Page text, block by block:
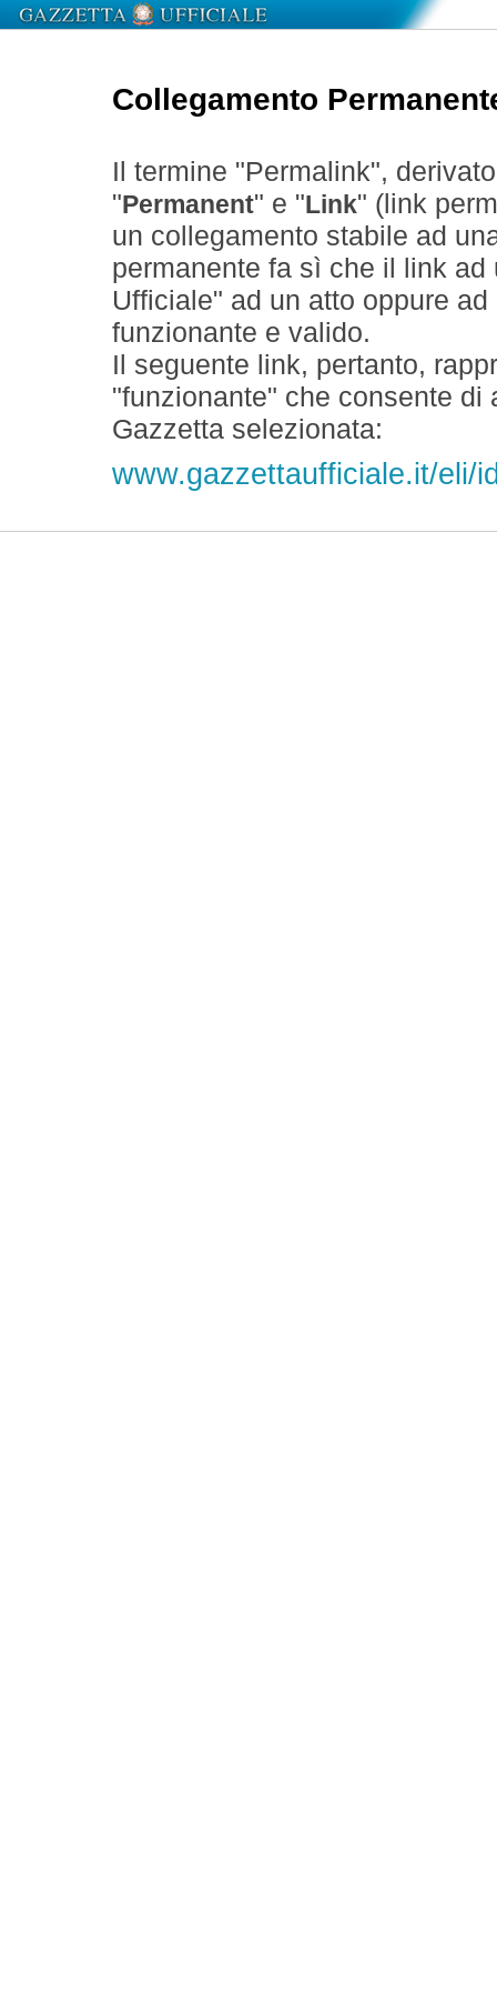
Collegamento
Il termine "Permalink",
" Permanent" e " Link" (link
un collegamento stabile ad
permanente fa sì che il link
Ufficiale" ad un atto oppure
funzionante e valido.
Il seguente link, pertanto,
"funzionante" che consente
Gazzetta selezionata:
www.gazzettaufficiale.it/eli/